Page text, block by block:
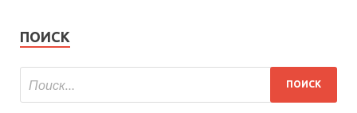
ПОИСК